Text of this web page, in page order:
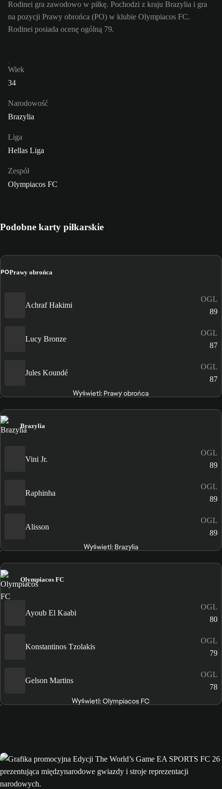
Rodinei gra zawodowo w piłkę. Pochodzi z kraju Brazylia i gra
na pozycji Prawy obrońca (PO) w klubie Olympiacos FC.
Rodinei posiada ocenę ogólną 79.
Wiek
34
Narodowość
Brazylia
Liga
Hellas Liga
Zespół
Olympiacos FC
Podobne karty piłkarskie
POPrawy obrońca
Achraf Hakimi
OGL
89
Lucy Bronze
OGL
87
Jules Koundé
OGL
87
Wyświetl: Prawy obrońca
Brazylia
Vini Jr.
OGL
89
Raphinha
OGL
89
Alisson
OGL
89
Wyświetl: Brazylia
Olympiacos FC
Ayoub El Kaabi
OGL
80
Konstantinos Tzolakis
OGL
79
Gelson Martins
OGL
78
Wyświetl: Olympiacos FC